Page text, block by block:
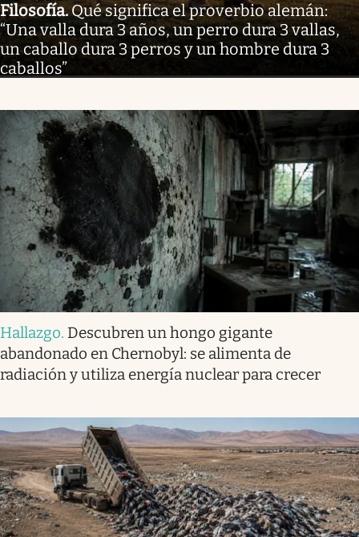
Filosofía.Qué significa el proverbio alemán:
“Una valla dura 3 años, un perro dura 3 vallas,
un caballo dura 3 perros y un hombre dura 3
caballos”
Hallazgo. Descubren un hongo gigante
abandonado en Chernobyl: se alimenta de
radiación y utiliza energía nuclear para crecer